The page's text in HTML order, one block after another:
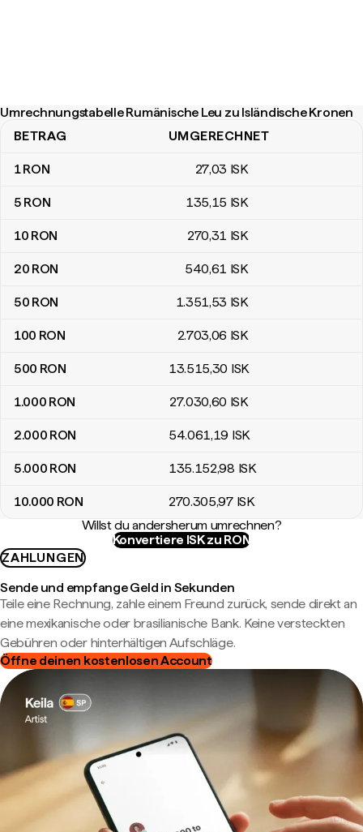
Umrechnungstabelle Rumänische Leu zu Isländische Kronen
Umrechnungstabelle Rumänische Leu zu Isländische Kronen
BETRAG UMGERECHNET
1RON 27,03 ISK
5 RON 135,15 ISK
10 RON 270,31 ISK
20 RON 540,61 ISK
50 RON 1.351,53 ISK
100 RON 2.703,06 ISK
500 RON 13.515,30 ISK
1.000 RON 27.030,60 ISK
2.000 RON 54.061,19 ISK
5.000 RON 135.152,98 ISK
10.000 RON 270.305,97 ISK
Willst du andersherum umrechnen?
Konvertiere ISK zu RON
ZAHLUNGEN
Sende und empfange Geld in Sekunden
Teile eine Rechnung, zahle einem Freund zurück, sende direkt an
eine mexikanische oder brasilianische Bank. Keine versteckten
Gebühren oder hinterhältigen Aufschläge.
Öffne deinen kostenlosen Account